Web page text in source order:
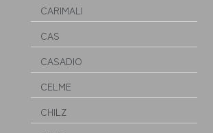
CARIMALI
CAS
CASADIO
CELME
CHILZ